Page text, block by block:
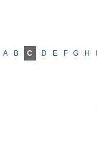
A B C D E F G H